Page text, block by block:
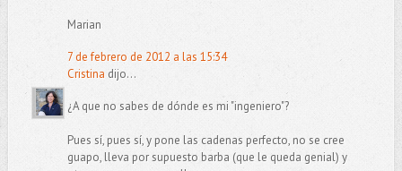
Marian
7 de febrero de 2012 a las 15:34
Cristina dijo...
¿A que no sabes de dónde es mi "ingeniero"?
Pues sí, pues sí, y pone las cadenas perfecto, no se cree
guapo, lleva por supuesto barba (que le queda genial) y